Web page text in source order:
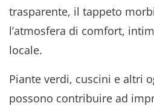
trasparente, il tappeto
l’atmosfera di comfort,
locale.
Piante verdi, cuscini e altri
possono contribuire ad